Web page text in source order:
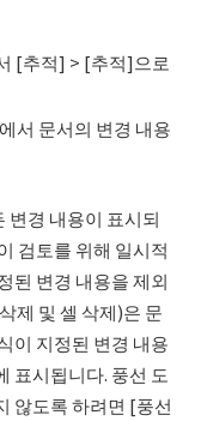
[추적] > [추적]으로
서 문서의 변경 내용
변경 내용이 표시되
검토를 위해 일시적
된 변경 내용을 제외
제 및 셀 삭제)은 문
이 지정된 변경 내용
표시됩니다. 풍선 도
않도록 하려면 [풍선